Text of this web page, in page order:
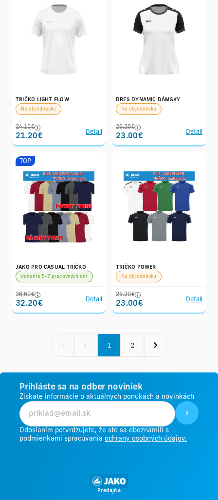
TRIČKO LIGHT FLOW
Na objednávku
24.10€
21.20€
Detail
DRES DYNAMIC DÁMSKY
Na objednávku
26.20€
23.00€
Detail
TOP
JAKO PRO CASUAL TRIČKO
dodanie 5-7 pracovných dní
36.60€
32.20€
Detail
TRIČKO POWER
Na objednávku
26.20€
23.00€
Detail
1 2
Prihláste sa na odber noviniek
Získate informácie o aktuálnych ponukách a novinkách
Odoslaním potvrdzujete, že ste sa oboznámili s
podmienkami spracúvania ochrany osobných údajov.
Predajňa